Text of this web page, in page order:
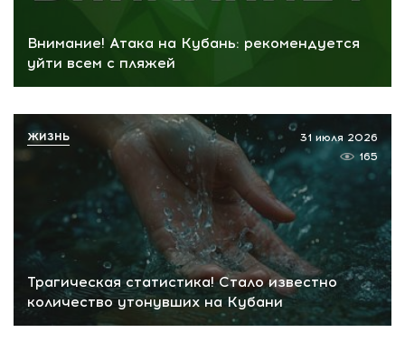
Внимание! Атака на Кубань: рекомендуется
уйти всем с пляжей
Трагическая статистика! Стало известно
количество утонувших на Кубани
31 июля 2026
165
ЖИЗНЬ